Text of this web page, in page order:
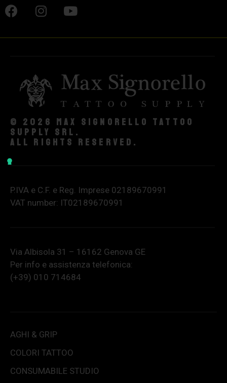
© 2026 Max Signorello Tattoo
supply srl.
All rights reserved.
P.IVA e C.F. e Reg. Imprese 02189670991
VAT number: IT02189670991
Via Albisola 31 – 16162 Genova GE
Per info e assistenza telefonica:
(+39) 010 714684
AGHI & GRIP
COLORI TATTOO
CONSUMABILE STUDIO